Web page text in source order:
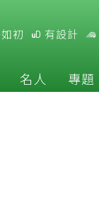
初 有設計
名人 專題